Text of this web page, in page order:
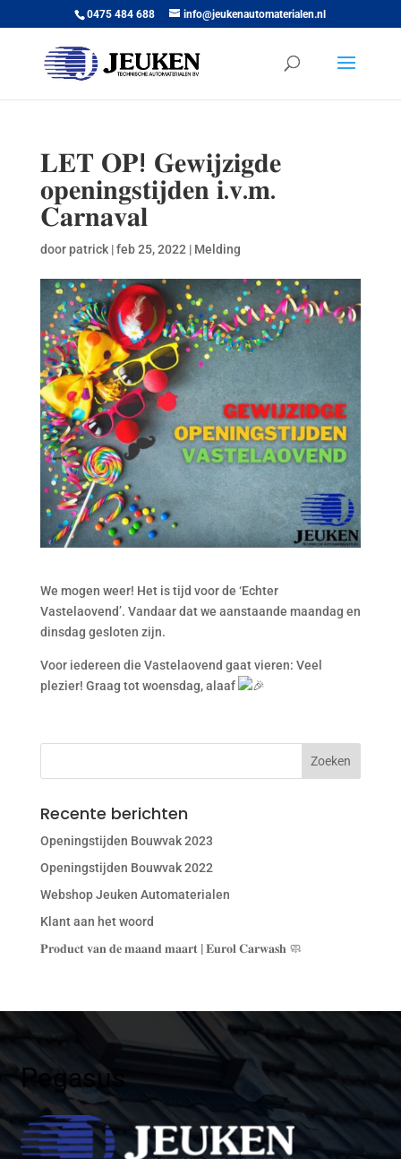
0475 484 688 info@jeukenautomaterialen.nl
𝐋𝐄𝐓 𝐎𝐏! 𝐆𝐞𝐰𝐢𝐣𝐳𝐢𝐠𝐝𝐞
𝐨𝐩𝐞𝐧𝐢𝐧𝐠𝐬𝐭𝐢𝐣𝐝𝐞𝐧 𝐢.𝐯.𝐦.
𝐂𝐚𝐫𝐧𝐚𝐯𝐚𝐥
door patrick|feb 25, 2022 | Melding
We mogen weer! Het is tijd voor de ‘Echter
Vastelaovend’. Vandaar dat we aanstaande maandag en
dinsdag gesloten zijn.
Voor iedereen die Vastelaovend gaat vieren: Veel
plezier! Graag tot woensdag, alaaf
Recente berichten
Openingstijden Bouwvak 2023
Openingstijden Bouwvak 2022
Webshop Jeuken Automaterialen
Klant aan het woord
𝐏𝐫𝐨𝐝𝐮𝐜𝐭 𝐯𝐚𝐧 𝐝𝐞 𝐦𝐚𝐚𝐧𝐝 𝐦𝐚𝐚𝐫𝐭 | 𝐄𝐮𝐫𝐨𝐥 𝐂𝐚𝐫𝐰𝐚𝐬𝐡 🧼
Pegasus